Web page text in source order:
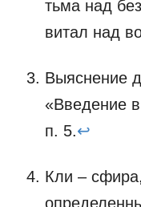
тьма над
витал над
Выяснение
«Введение
п. 5.↩
Кли –